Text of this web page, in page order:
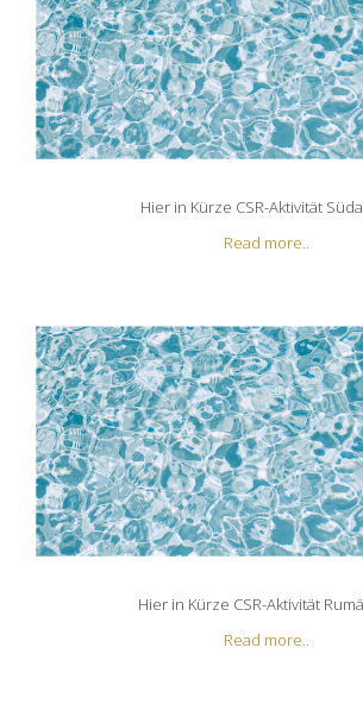
Hier in Kürze CSR-Aktivität
Read more..
Hier in Kürze CSR-Aktivität
Read more..